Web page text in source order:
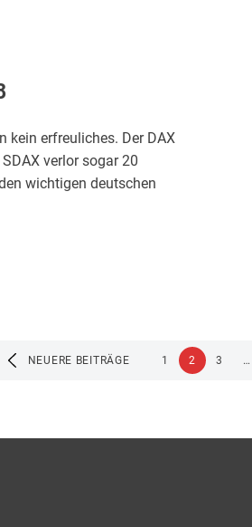
kein erfreuliches. Der DAX
verlor sogar 20
wichtigen deutschen
NEUERE BEITRÄGE 1 2 3 …